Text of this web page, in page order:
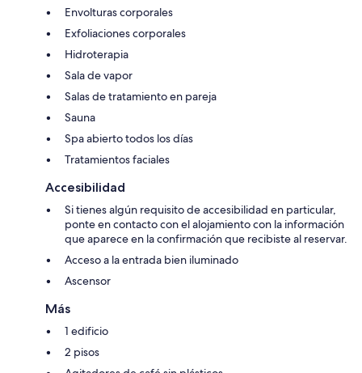
Envolturas corporales
Exfoliaciones corporales
Hidroterapia
Sala de vapor
Salas de tratamiento en pareja
Sauna
Spa abierto todos los días
Tratamientos faciales
Accesibilidad
Si tienes algún requisito de accesibilidad en particular,
ponte en contacto con el alojamiento con la información
que aparece en la confirmación que recibiste al reservar.
Acceso a la entrada bien iluminado
Ascensor
Más
1 edificio
2 pisos